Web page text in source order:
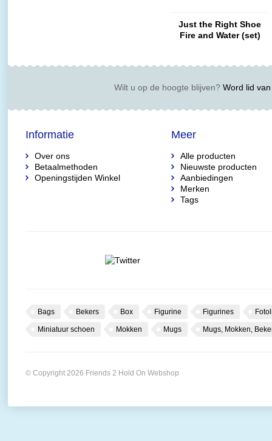
Just the Right Shoe
Fire and Water (set)
Wilt u op de hoogte blijven?Word lid van
Informatie
Over ons
Betaalmethoden
Openingstijden Winkel
Meer
Alle producten
Nieuwste producten
Aanbiedingen
Merken
Tags
Bags Bekers Box Figurine Figurines
Miniatuur schoen Mokken Mugs Mugs, Mokken,
© Copyright 2026 Friends 2 Hold On Webshop